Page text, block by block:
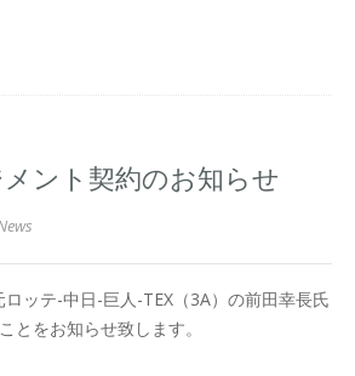
メント契約のお知らせ
ッテ-中日-巨人-TEX（3A）の前田幸長氏
とをお知らせ致します。